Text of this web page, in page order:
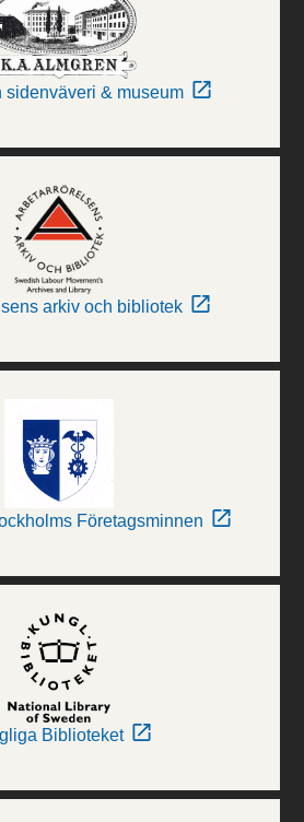
sidenväveri & museum
arkiv och bibliotek
Företagsminnen
Biblioteket